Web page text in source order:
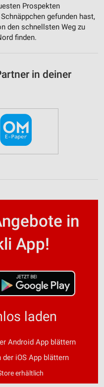
Prospekten
gefunden hast,
den schnellsten Weg zu
finden.
in deiner
in
App!
laden
Android App blättern
iOS App blättern
erhältlich